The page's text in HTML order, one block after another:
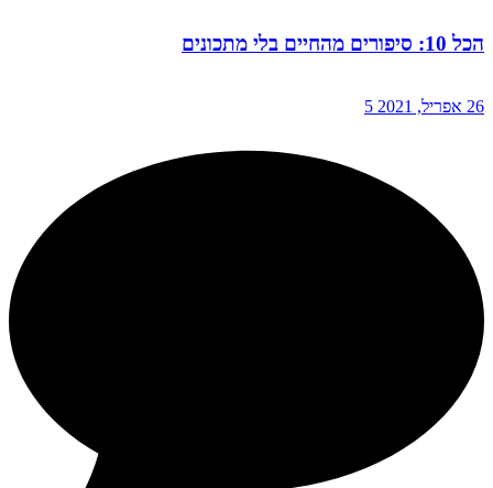
הכל 10: סיפורים מהחיים בלי מתכונים
26 אפריל, 2021 5